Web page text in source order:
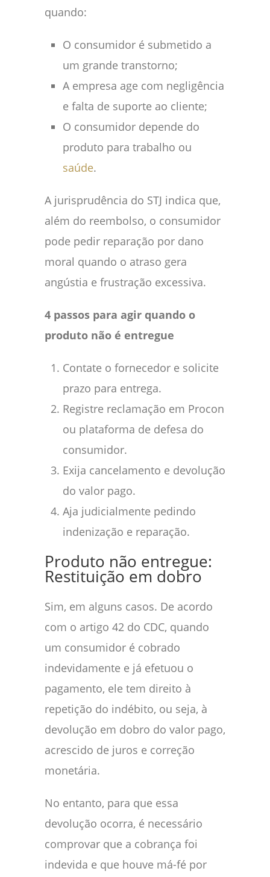
quando:
O consumidor é submetido a
um grande transtorno;
A empresa age com negligência
e falta de suporte ao cliente;
O consumidor depende do
produto para trabalho ou
saúde.
A jurisprudência do STJ indica que,
além do reembolso, o consumidor
pode pedir reparação por dano
moral quando o atraso gera
angústia e frustração excessiva.
4 passos para agir quando o
produto não é entregue
Contate o fornecedor e solicite
prazo para entrega.
Registre reclamação em Procon
ou plataforma de defesa do
consumidor.
Exija cancelamento e devolução
do valor pago.
Aja judicialmente pedindo
indenização e reparação.
Produto não entregue:
Restituição em dobro
Sim, em alguns casos. De acordo
com o artigo 42 do CDC, quando
um consumidor é cobrado
indevidamente e já efetuou o
pagamento, ele tem direito à
repetição do indébito, ou seja, à
devolução em dobro do valor pago,
acrescido de juros e correção
monetária.
No entanto, para que essa
devolução ocorra, é necessário
comprovar que a cobrança foi
indevida e que houve má-fé por